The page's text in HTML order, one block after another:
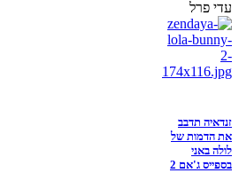
עדי פרל
זנדאיה תדבב
את הדמות של
לולה באני
בספייס ג'אם 2